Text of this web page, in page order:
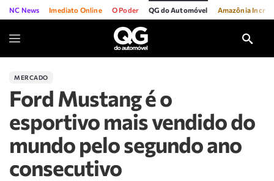
NC News Imediato Online O Poder QG do Automóvel Amazônia
MERCADO
Ford Mustang é o
esportivo mais vendido do
mundo pelo segundo ano
consecutivo